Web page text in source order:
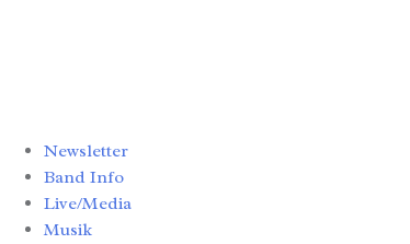
Newsletter
Band Info
Live/Media
Musik